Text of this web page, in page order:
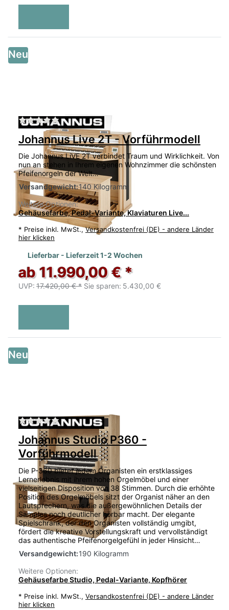
Neu
Zu diesem Produkt liegen noch keine
Johannus Live 2T - Vorführmodell
Die Johannus LiVE 2T verbindet Traum und Wirklichkeit. Von
nun an stehen in Ihrem eigenen Wohnzimmer die schönsten
Pfeifenorgeln der Welt…
Versandgewicht:140 Kilogramm
Weitere Optionen:
Gehäusefarbe, Pedal-Variante, Klaviaturen Live...
* Preise inkl. MwSt.,Versandkostenfrei (DE) - andere Länder
hier klicken
Lieferbar - Lieferzeit 1-2 Wochen
ab 11.990,00 € *
UVP: 17.420,00 € * Sie sparen: 5.430,00 €
Neu
Zu diesem Produkt liegen noch keine
Johannus Studio P360 -
Vorführmodell
Die P-360 bietet jedem Organisten ein erstklassiges
Lernerlebnis mit ihrem hohen Orgelmöbel und einer
vielseitigen Disposition von 38 Stimmen. Durch die erhöhte
Position des Orgelmöbels sitzt der Organist näher an den
Lautsprechern, was die außergewöhnlichen Details der
Samples noch deutlicher hörbar macht. Der elegante
Spielschrank, der den Organisten vollständig umgibt,
fördert die kreative Vorstellungskraft und vervollständigt
das authentische Pfeifenorgelgefühl in jeder Hinsicht…
Versandgewicht:190 Kilogramm
Weitere Optionen:
Gehäusefarbe Studio, Pedal-Variante, Kopfhörer
* Preise inkl. MwSt., Versandkostenfrei (DE) - andere Länder
hier klicken